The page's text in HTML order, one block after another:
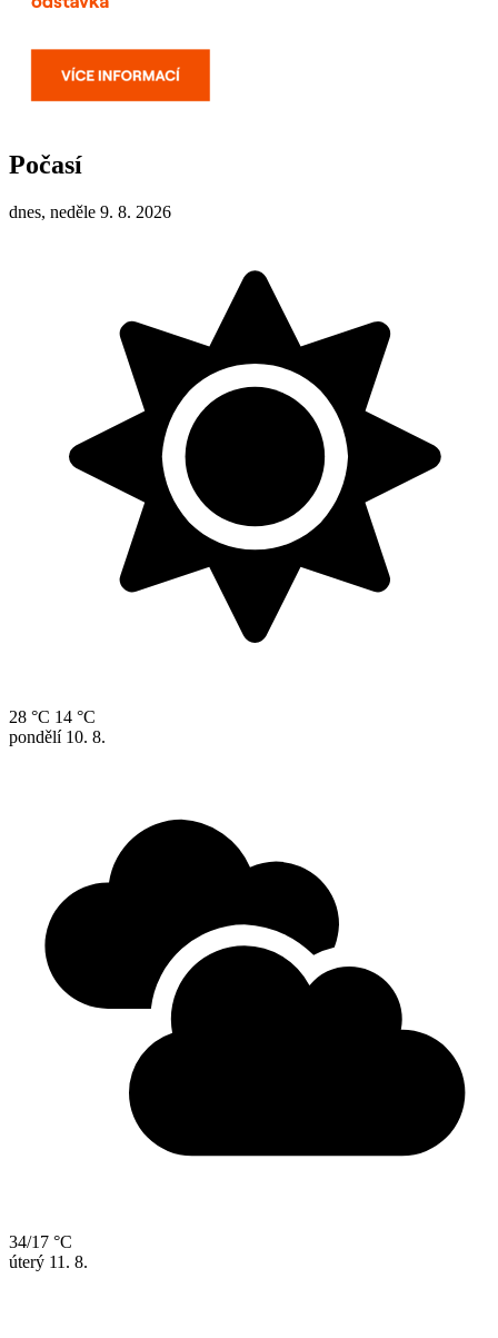
Počasí
dnes, neděle 9. 8. 2026
28 °C 14 °C
pondělí 10. 8.
34/17 °C
úterý 11. 8.